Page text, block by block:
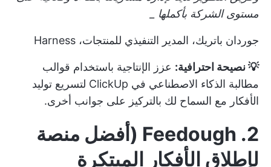
مستوى الشركة بأكملها _
جوردان باتريك، المدير التنفيذي للمنتجات، Harness
💡 نصيحة احترافية: عزز الإنتاجية باستخدام قوالب
مطالبة الذكاء الاصطناعي في ClickUp
لتسريع توليد
الأفكار مع السماح لك بالتركيز على جوانب أخرى.
2. Feedough (أفضل منصة
لإطلاق الأفكار المبتكرة